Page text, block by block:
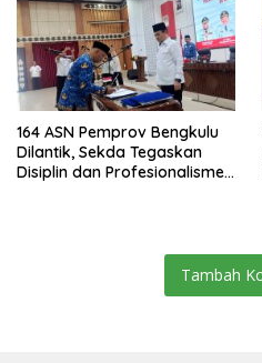
164 ASN Pemprov Bengkulu
Dilantik, Sekda Tegaskan
Disiplin dan Profesionalisme
Tambah